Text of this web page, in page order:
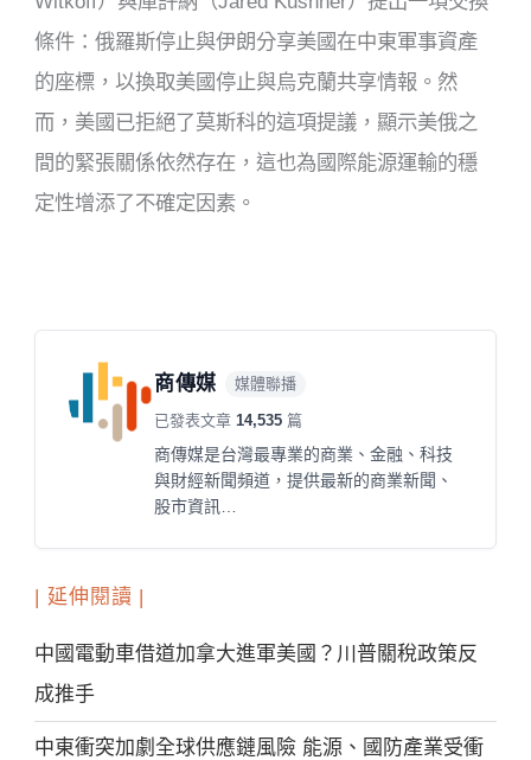
條件：俄羅斯停止與伊朗分享美國在中東軍事資產
的座標，以換取美國停止與烏克蘭共享情報。然
而，美國已拒絕了莫斯科的這項提議，顯示美俄之
間的緊張關係依然存在，這也為國際能源運輸的穩
定性增添了不確定因素。
商傳媒 媒體聯播
已發表文章14,535 篇
商傳媒是台灣最專業的商業、金融、科技
與財經新聞頻道，提供最新的商業新聞、
股市資訊…
| 延伸閱讀 |
中國電動車借道加拿大進軍美國？川普關稅政策反
成推手
中東衝突加劇全球供應鏈風險 能源、國防產業受衝